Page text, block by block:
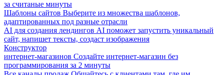
за считаные минуты
Шаблоны сайтов Выберите из множества шаблонов,
адаптированных под разные отрасли
AI для создания лендингов AI поможет запустить уникальный
сайт, напишет тексты, создаст изображения
Конструктор
интернет-магазинов Создайте интернет-магазин без
программирования за 2 минуты